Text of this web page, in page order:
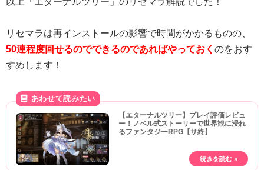
リセマラは再インストールの影響で時間がかかるものの、
50連程度回せるのでできるのであればやっておく のをおす
すめします！
【エターナルツリー】プレイ評価レビュ
ー！ノベル式ストーリーで世界観に浸れ
るファンタジーRPG【サ終】